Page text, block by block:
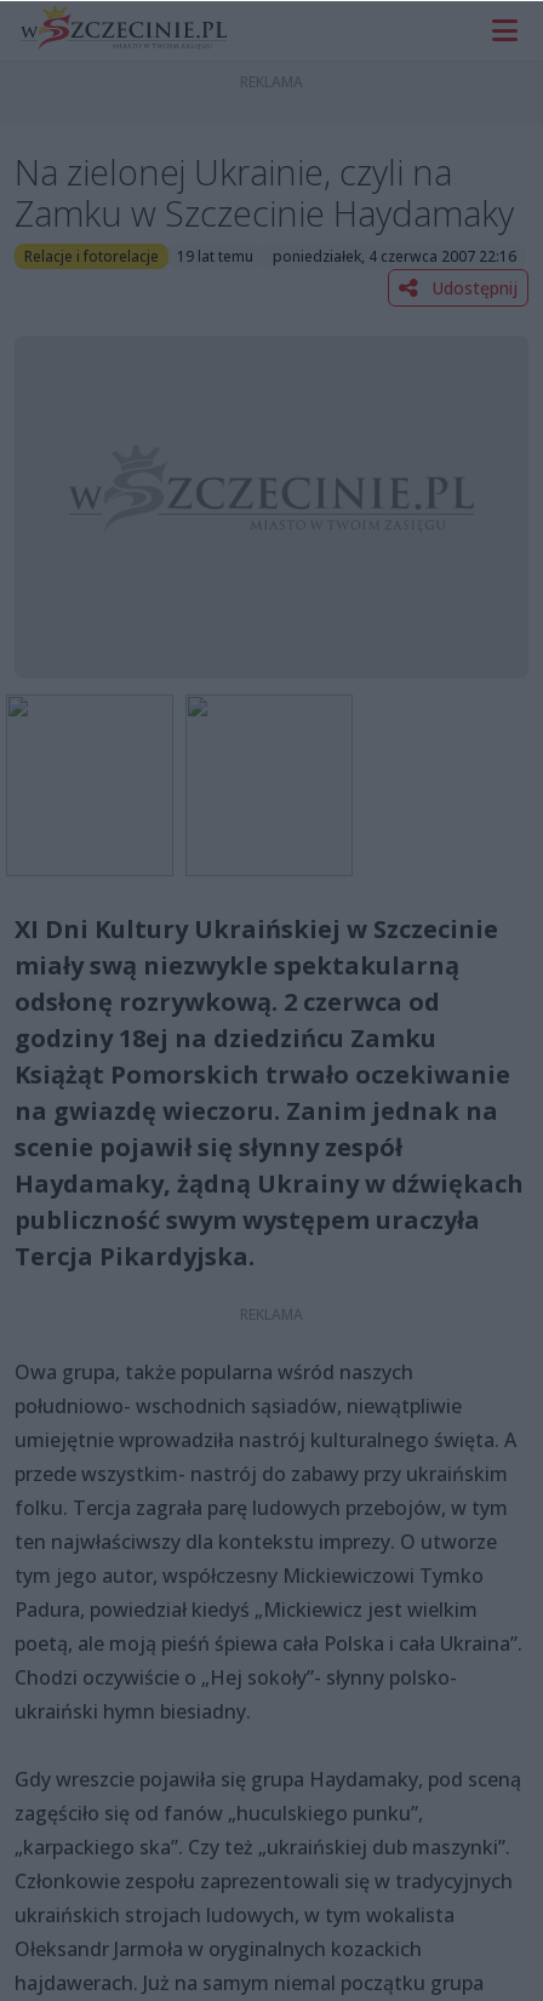
Na zielonej Ukrainie, czyli na
Zamku w Szczecinie Haydamaky
Relacje i fotorelacje 19 lat temu poniedziałek, 4 czerwca 2007 22:16
Udostępnij
XI Dni Kultury Ukraińskiej w Szczecinie
miały swą niezwykle spektakularną
odsłonę rozrywkową. 2 czerwca od
godziny 18ej na dziedzińcu Zamku
Książąt Pomorskich trwało oczekiwanie
na gwiazdę wieczoru. Zanim jednak na
scenie pojawił się słynny zespół
Haydamaky, żądną Ukrainy w dźwiękach
publiczność swym występem uraczyła
Tercja Pikardyjska.
Owa grupa, także popularna wśród naszych
południowo- wschodnich sąsiadów, niewątpliwie
umiejętnie wprowadziła nastrój kulturalnego święta. A
przede wszystkim- nastrój do zabawy przy ukraińskim
folku. Tercja zagrała parę ludowych przebojów, w tym
ten najwłaściwszy dla kontekstu imprezy. O utworze
tym jego autor, współczesny Mickiewiczowi Tymko
Padura, powiedział kiedyś „Mickiewicz jest wielkim
poetą, ale moją pieśń śpiewa cała Polska i cała Ukraina”.
Chodzi oczywiście o „Hej sokoły”- słynny polsko-
ukraiński hymn biesiadny.
Gdy wreszcie pojawiła się grupa Haydamaky, pod sceną
zagęściło się od fanów „huculskiego punku”,
„karpackiego ska”. Czy też „ukraińskiej dub maszynki”.
Członkowie zespołu zaprezentowali się w tradycyjnych
ukraińskich strojach ludowych, w tym wokalista
Ołeksandr Jarmoła w oryginalnych kozackich
hajdawerach. Już na samym niemal początku grupa